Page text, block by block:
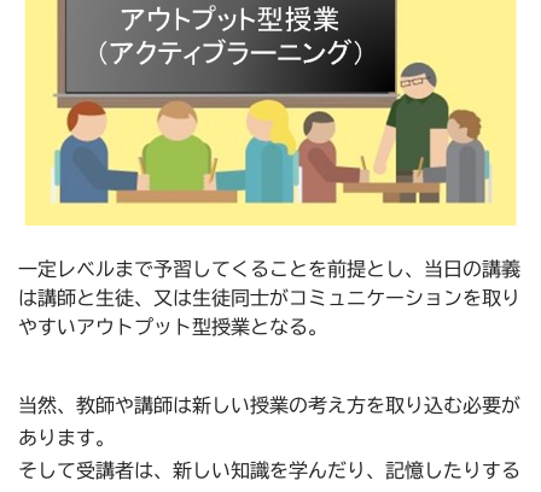
一定レベルまで予習してくることを前提とし、当日の講義
は講師と生徒、又は生徒同士がコミュニケーションを取り
やすいアウトプット型授業となる。
当然、教師や講師は新しい授業の考え方を取り込む必要が
あります。
そして受講者は、新しい知識を学んだり、記憶したりする